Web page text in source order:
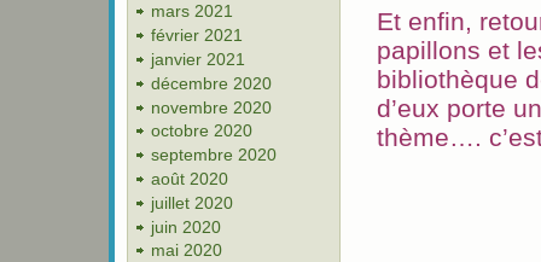
mars 2021
février 2021
janvier 2021
décembre 2020
novembre 2020
octobre 2020
septembre 2020
août 2020
juillet 2020
juin 2020
mai 2020
Et enfin,
papillons et
bibliothèque
d’eux porte
thème….